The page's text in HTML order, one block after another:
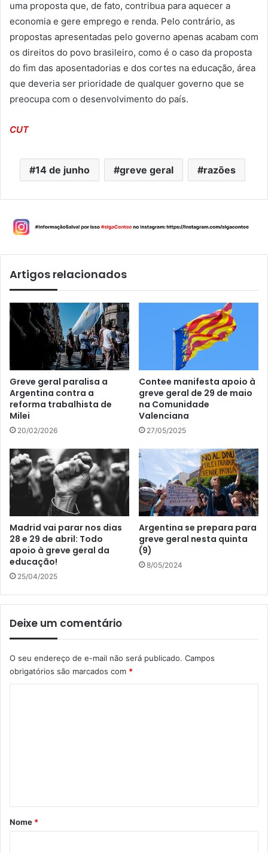
uma proposta que, de fato, contribua para aquecer a
economia e gere emprego e renda. Pelo contrário, as
propostas apresentadas pelo governo apenas acabam com
os direitos do povo brasileiro, como é o caso da proposta
do fim das aposentadorias e dos cortes na educação, área
que deveria ser prioridade de qualquer governo que se
preocupa com o desenvolvimento do país.
CUT
14 de junho greve geral razões
Artigos relacionados
Greve geral paralisa a
Argentina contra a
reforma trabalhista de
Milei
20/02/2026
Contee manifesta apoio à
greve geral de 29 de maio
na Comunidade
Valenciana
27/05/2025
Madrid vai parar nos dias
28 e 29 de abril: Todo
apoio à greve geral da
educação!
25/04/2025
Argentina se prepara para
greve geral nesta quinta
(9)
8/05/2024
Deixe um comentário
O seu endereço de e-mail não será publicado. Campos
obrigatórios são marcados com *
rNome *